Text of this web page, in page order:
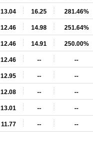
13.04 16.25 281.46%
12.46 14.98 251.64%
12.46 14.91 250.00%
12.46 -- --
12.95 -- --
12.08 -- --
13.01 -- --
11.77 -- --